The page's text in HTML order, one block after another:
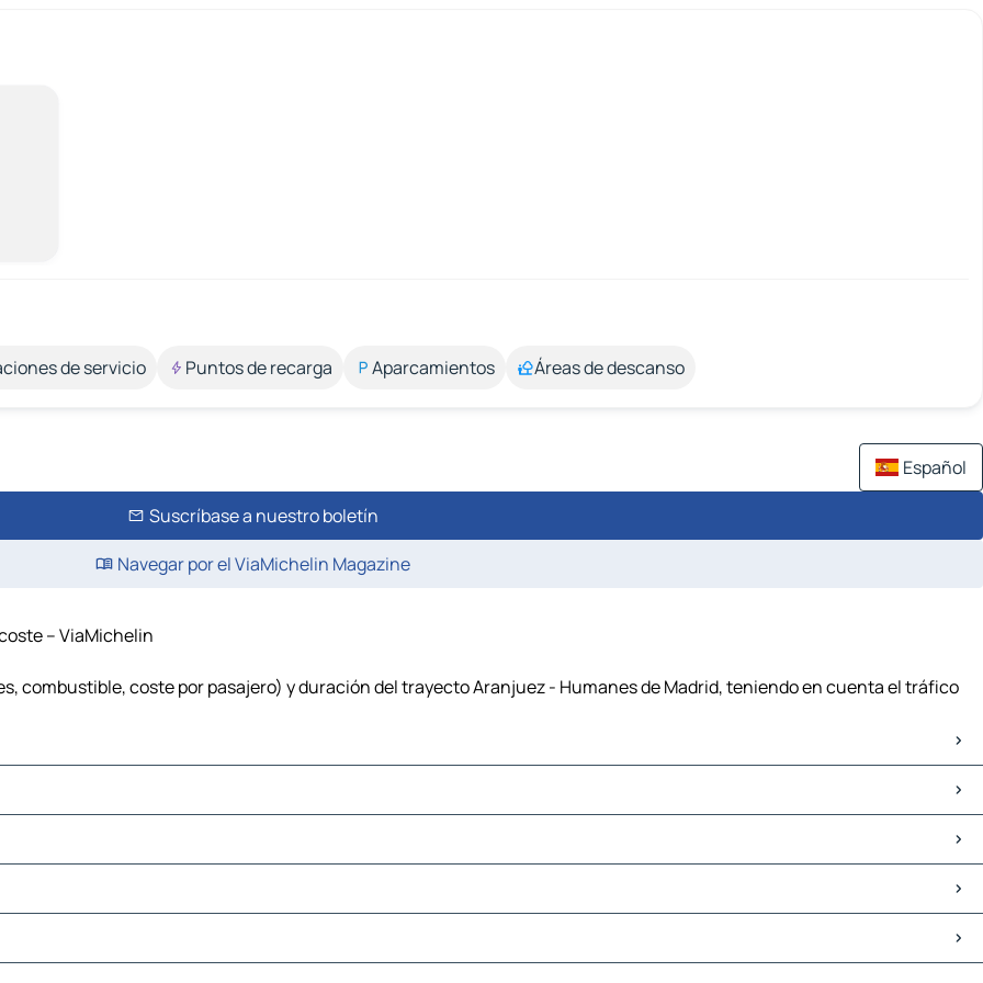
de servicio Puntos de recarga Aparcamientos Áreas de descanso
Español
Suscríbase a nuestro boletín
Navegar por el ViaMichelin Magazine
– ViaMichelin
combustible, coste por pasajero) y duración del trayecto Aranjuez - Humanes de Madrid, teniendo en cuenta el tráfico